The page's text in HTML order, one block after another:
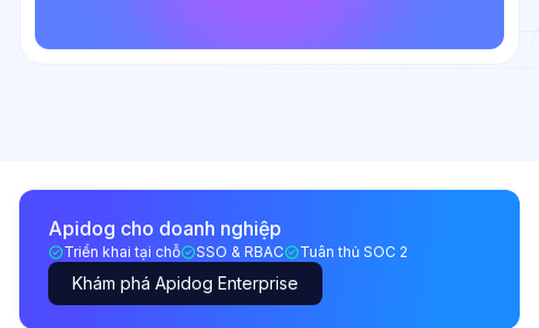
Apidog cho doanh nghiệp
Triển khai tại chỗ SSO & RBAC Tuân thủ SOC 2
Khám phá Apidog Enterprise